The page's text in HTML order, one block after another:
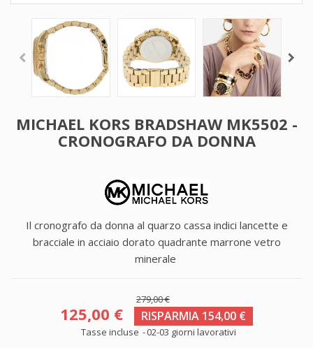
MICHAEL KORS BRADSHAW MK5502 -
CRONOGRAFO DA DONNA
Il cronografo da donna al quarzo cassa indici lancette e
bracciale in acciaio dorato quadrante marrone vetro
minerale
279,00 €
125,00 € RISPARMIA 154,00 €
Tasse incluse 02-03 giorni lavorativi